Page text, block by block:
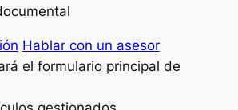
Hablar con un asesor
el formulario principal de